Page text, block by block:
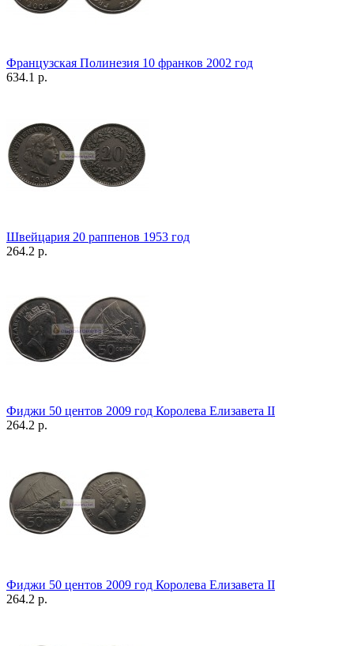
Французская Полинезия 10 франков 2002 год
634.1 р.
Швейцария 20 раппенов 1953 год
264.2 р.
Фиджи 50 центов 2009 год Королева Елизавета II
264.2 р.
Фиджи 50 центов 2009 год Королева Елизавета II
264.2 р.